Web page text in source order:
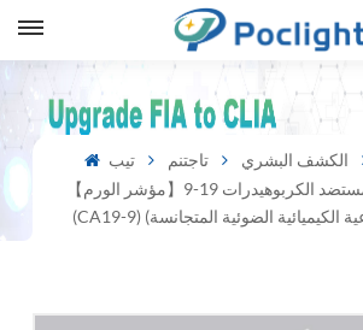
تيب تاجتنم الكشف البشري
【مؤشر الورم】مجموعة اختبار مستضد الكربوهيدرات 19-9